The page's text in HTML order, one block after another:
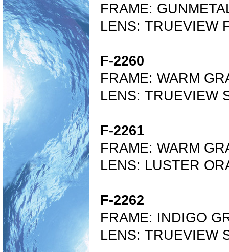
FRAME:
LENS: TRUEVIEW
F-2260
FRAME: WARM
LENS: TRUEVIEW
F-2261
FRAME: WARM
LENS: LUSTER
F-2262
FRAME: INDIGO
LENS: TRUEVIEW